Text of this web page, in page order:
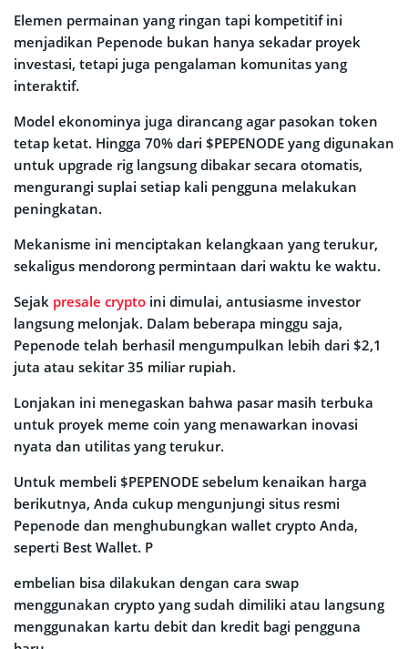
Elemen permainan yang ringan tapi kompetitif ini
menjadikan Pepenode bukan hanya sekadar proyek
investasi, tetapi juga pengalaman komunitas yang
interaktif.
Model ekonominya juga dirancang agar pasokan token
tetap ketat. Hingga 70% dari $PEPENODE yang digunakan
untuk upgrade rig langsung dibakar secara otomatis,
mengurangi suplai setiap kali pengguna melakukan
peningkatan.
Mekanisme ini menciptakan kelangkaan yang terukur,
sekaligus mendorong permintaan dari waktu ke waktu.
Sejak presale crypto ini dimulai, antusiasme investor
langsung melonjak. Dalam beberapa minggu saja,
Pepenode telah berhasil mengumpulkan lebih dari $2,1
juta atau sekitar 35 miliar rupiah.
Lonjakan ini menegaskan bahwa pasar masih terbuka
untuk proyek meme coin yang menawarkan inovasi
nyata dan utilitas yang terukur.
Untuk membeli $PEPENODE sebelum kenaikan harga
berikutnya, Anda cukup mengunjungi situs resmi
Pepenode dan menghubungkan wallet crypto Anda,
seperti Best Wallet. P
embelian bisa dilakukan dengan cara swap
menggunakan crypto yang sudah dimiliki atau langsung
menggunakan kartu debit dan kredit bagi pengguna